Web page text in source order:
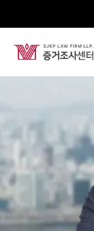
김민수 Senior